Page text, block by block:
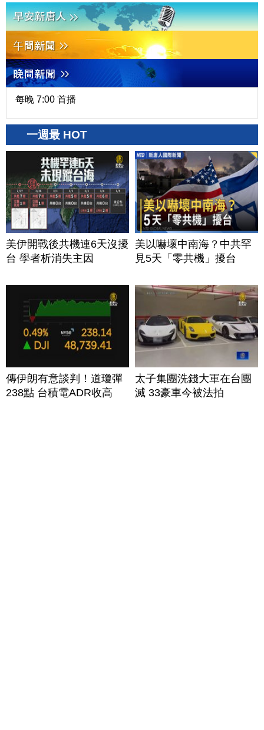
每晚 7:00 首播
一週最 HOT
美伊開戰後共機連6天沒擾
台 學者析消失主因
美以嚇壞中南海？中共罕
見5天「零共機」擾台
傳伊朗有意談判！道瓊彈
238點 台積電ADR收高
太子集團洗錢大軍在台團
滅 33豪車今被法拍